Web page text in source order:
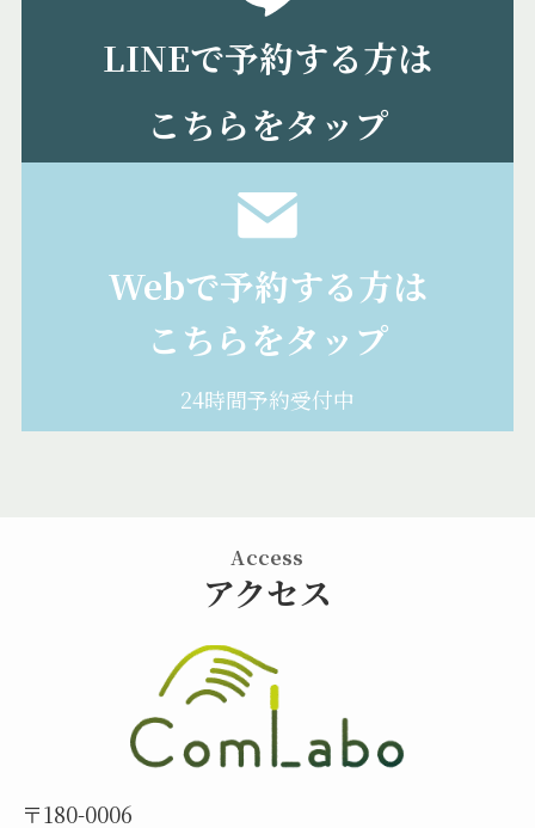
LINEで予約する方は
こちらをタップ
Webで予約する方は
こちらをタップ
24時間予約受付中
Access
アクセス
〒180-0006